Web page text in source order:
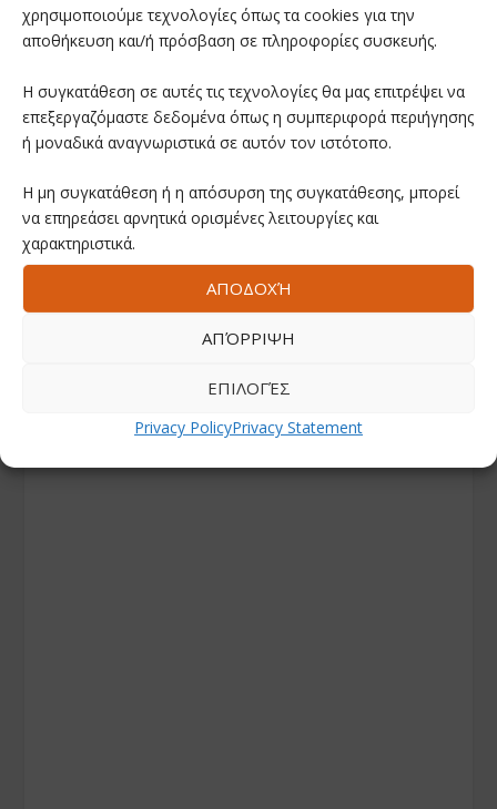
χρησιμοποιούμε τεχνολογίες όπως τα cookies για την
αποθήκευση και/ή πρόσβαση σε πληροφορίες συσκευής.
Η συγκατάθεση σε αυτές τις τεχνολογίες θα μας επιτρέψει να
επεξεργαζόμαστε δεδομένα όπως η συμπεριφορά περιήγησης
ή μοναδικά αναγνωριστικά σε αυτόν τον ιστότοπο.
Η μη συγκατάθεση ή η απόσυρση της συγκατάθεσης, μπορεί
να επηρεάσει αρνητικά ορισμένες λειτουργίες και
χαρακτηριστικά.
ΑΠΟΔΟΧΉ
ΑΠΌΡΡΙΨΗ
ΕΠΙΛΟΓΈΣ
Privacy PolicyPrivacy Statement